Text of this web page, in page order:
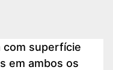
com superfície
em ambos os